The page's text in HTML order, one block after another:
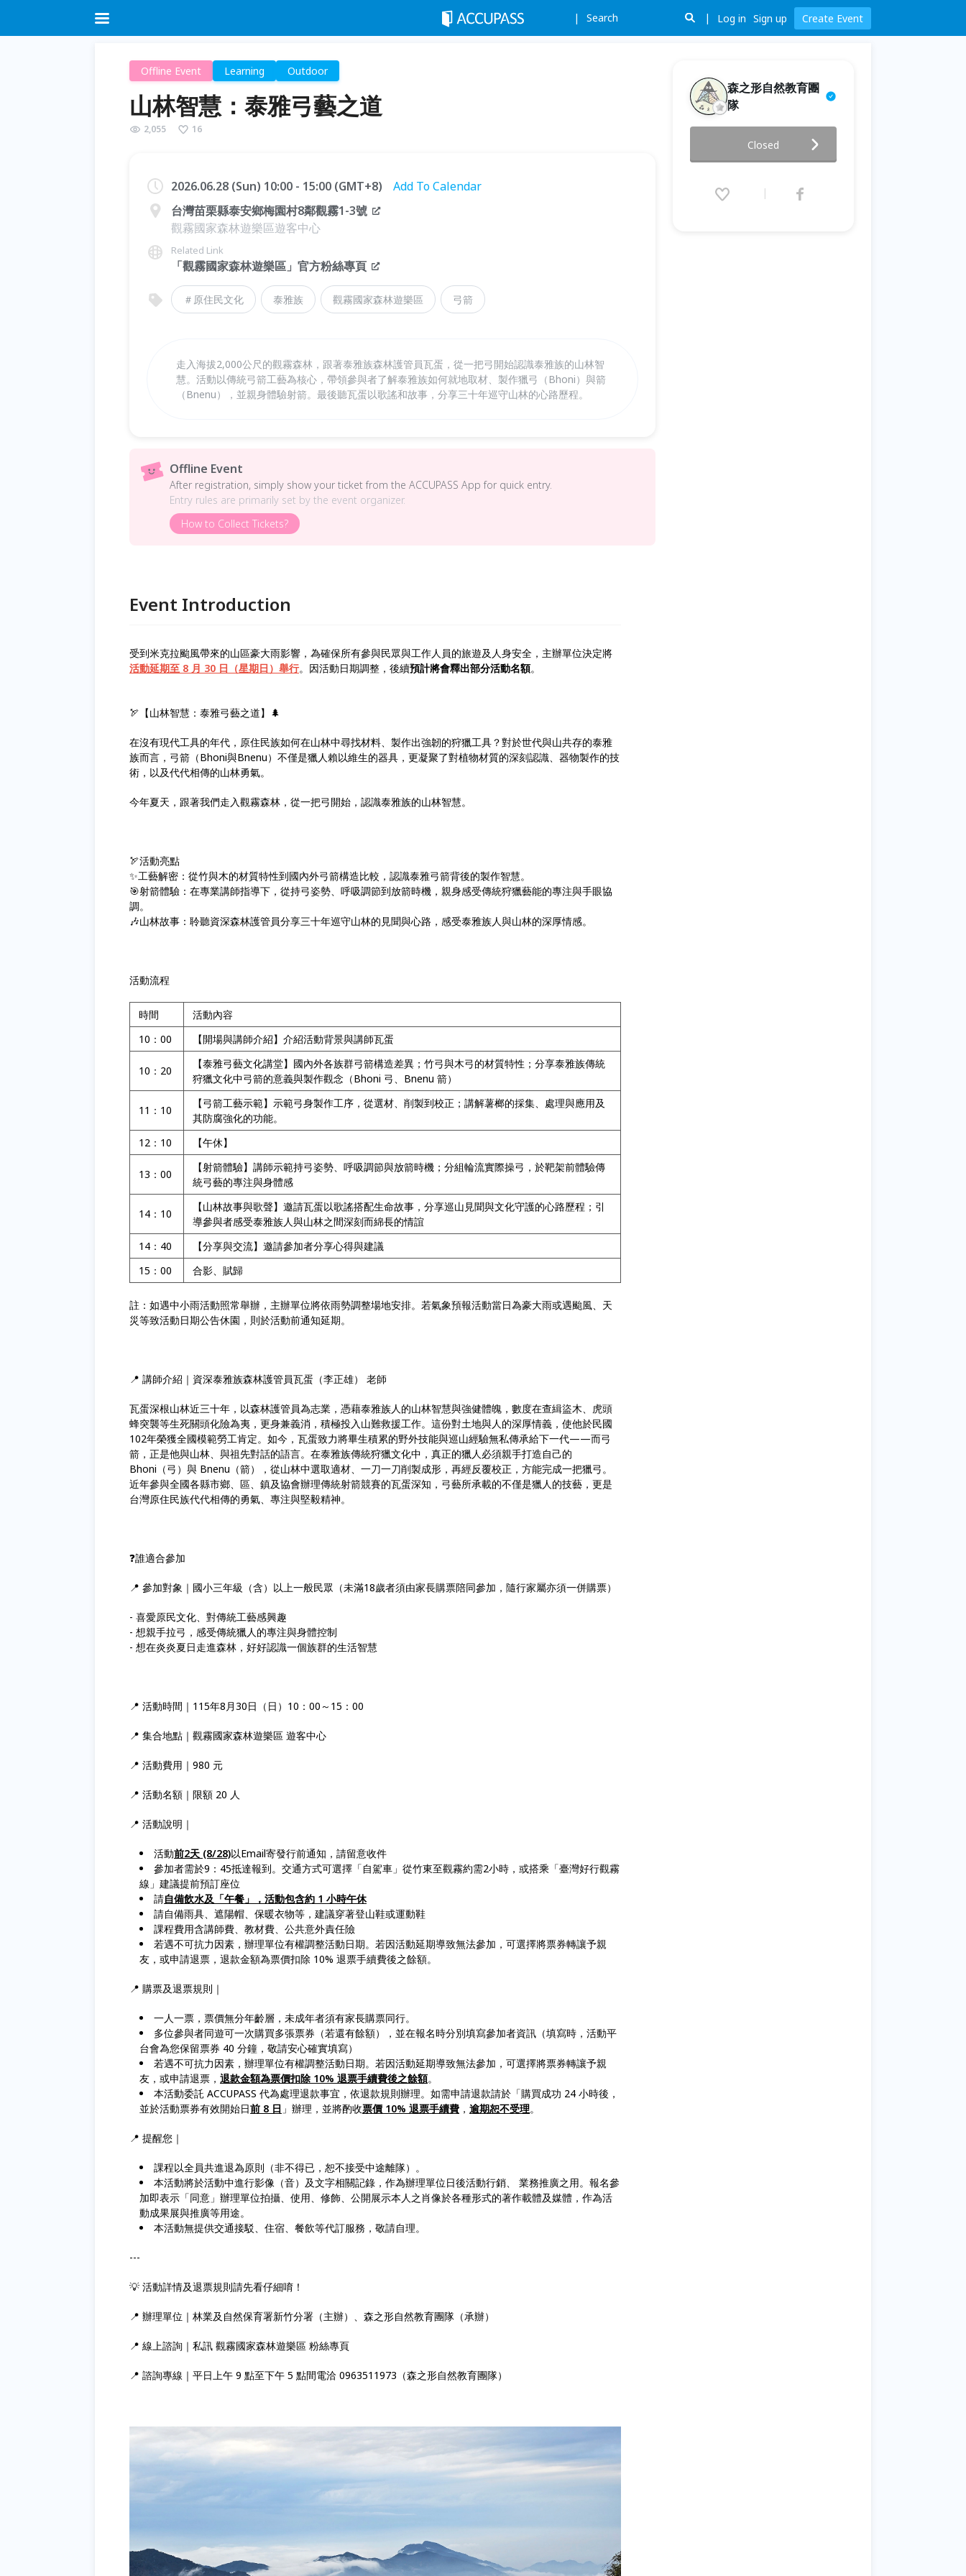
Search Log in Sign up Create Event
Offline Event Learning Outdoor
山林智慧：泰雅弓藝之道
2,055 16
2026.06.28 (Sun) 10:00 - 15:00 (GMT+8)
Add To Calendar
台灣苗栗縣泰安鄉梅園村8鄰觀霧1-3號
觀霧國家森林遊樂區遊客中心
Related Link
「觀霧國家森林遊樂區」官方粉絲專頁
＃原住民文化 泰雅族 觀霧國家森林遊樂區 弓箭
走入海拔2,000公尺的觀霧森林，跟著泰雅族森林護管員瓦蛋，從一把弓開始認識泰雅族的山林智
慧。活動以傳統弓箭工藝為核心，帶領參與者了解泰雅族如何就地取材、製作獵弓（Bhoni）與箭
（Bnenu），並親身體驗射箭。最後聽瓦蛋以歌謠和故事，分享三十年巡守山林的心路歷程。
Offline Event
After registration, simply show your ticket from the ACCUPASS App for quick entry.
Entry rules are primarily set by the event organizer.
How to Collect Tickets?
Event Introduction
受到米克拉颱風帶來的山區豪大雨影響，為確保所有參與民眾與工作人員的旅遊及人身安全，主辦單位決定將
活動延期至 8 月 30 日（星期日）舉行。因活動日期調整，後續預計將會釋出部分活動名額。
🏹【山林智慧：泰雅弓藝之道】🌲
在沒有現代工具的年代，原住民族如何在山林中尋找材料、製作出強韌的狩獵工具？對於世代與山共存的泰雅
族而言，弓箭（Bhoni與Bnenu）不僅是獵人賴以維生的器具，更凝聚了對植物材質的深刻認識、器物製作的技
術，以及代代相傳的山林勇氣。
今年夏天，跟著我們走入觀霧森林，從一把弓開始，認識泰雅族的山林智慧。
🏹活動亮點
✨工藝解密：從竹與木的材質特性到國內外弓箭構造比較，認識泰雅弓箭背後的製作智慧。
🎯射箭體驗：在專業講師指導下，從持弓姿勢、呼吸調節到放箭時機，親身感受傳統狩獵藝能的專注與手眼協
調。
🎶山林故事：聆聽資深森林護管員分享三十年巡守山林的見聞與心路，感受泰雅族人與山林的深厚情感。
活動流程
時間
活動內容
10：00
【開場與講師介紹】介紹活動背景與講師瓦蛋
10：20
【泰雅弓藝文化講堂】國內外各族群弓箭構造差異；竹弓與木弓的材質特性；分享泰雅族傳統
狩獵文化中弓箭的意義與製作觀念（Bhoni 弓、Bnenu 箭）
11：10
【弓箭工藝示範】示範弓身製作工序，從選材、削製到校正；講解薯榔的採集、處理與應用及
其防腐強化的功能。
12：10
【午休】
13：00
【射箭體驗】講師示範持弓姿勢、呼吸調節與放箭時機；分組輪流實際操弓，於靶架前體驗傳
統弓藝的專注與身體感
14：10
【山林故事與歌聲】邀請瓦蛋以歌謠搭配生命故事，分享巡山見聞與文化守護的心路歷程；引
導參與者感受泰雅族人與山林之間深刻而綿長的情誼
14：40
【分享與交流】邀請參加者分享心得與建議
15：00
合影、賦歸
註：如遇中小雨活動照常舉辦，主辦單位將依雨勢調整場地安排。若氣象預報活動當日為豪大雨或遇颱風、天
災等致活動日期公告休園，則於活動前通知延期。
📍 講師介紹｜資深泰雅族森林護管員瓦蛋（李正雄） 老師
瓦蛋深根山林近三十年，以森林護管員為志業，憑藉泰雅族人的山林智慧與強健體魄，數度在查緝盜木、虎頭
蜂突襲等生死關頭化險為夷，更身兼義消，積極投入山難救援工作。這份對土地與人的深厚情義，使他於民國
102年榮獲全國模範勞工肯定。如今，瓦蛋致力將畢生積累的野外技能與巡山經驗無私傳承給下一代——而弓
箭，正是他與山林、與祖先對話的語言。在泰雅族傳統狩獵文化中，真正的獵人必須親手打造自己的
Bhoni（弓）與 Bnenu（箭），從山林中選取適材、一刀一刀削製成形，再經反覆校正，方能完成一把獵弓。
近年參與全國各縣市鄉、區、鎮及協會辦理傳統射箭競賽的瓦蛋深知，弓藝所承載的不僅是獵人的技藝，更是
台灣原住民族代代相傳的勇氣、專注與堅毅精神。
❓誰適合參加
📍 參加對象｜國小三年級（含）以上一般民眾（未滿18歲者須由家長購票陪同參加，隨行家屬亦須一併購票）
- 喜愛原民文化、對傳統工藝感興趣
- 想親手拉弓，感受傳統獵人的專注與身體控制
- 想在炎炎夏日走進森林，好好認識一個族群的生活智慧
📍 活動時間｜115年8月30日（日）10：00～15：00
📍 集合地點｜觀霧國家森林遊樂區 遊客中心
📍 活動費用｜980 元
📍 活動名額｜限額 20 人
📍 活動說明｜
活動前2天 (8/28)以Email寄發行前通知，請留意收件
參加者需於9：45抵達報到。交通方式可選擇「自駕車」從竹東至觀霧約需2小時，或搭乘「臺灣好行觀霧
線」建議提前預訂座位
請自備飲水及「午餐」，活動包含約 1 小時午休
請自備雨具、遮陽帽、保暖衣物等，建議穿著登山鞋或運動鞋
課程費用含講師費、教材費、公共意外責任險
若遇不可抗力因素，辦理單位有權調整活動日期。若因活動延期導致無法參加，可選擇將票券轉讓予親
友，或申請退票，退款金額為票價扣除 10% 退票手續費後之餘額。
📍 購票及退票規則｜
一人一票，票價無分年齡層，未成年者須有家長購票同行。
多位參與者同遊可一次購買多張票券（若還有餘額），並在報名時分別填寫參加者資訊（填寫時，活動平
台會為您保留票券 40 分鐘，敬請安心確實填寫）
若遇不可抗力因素，辦理單位有權調整活動日期。若因活動延期導致無法參加，可選擇將票券轉讓予親
友，或申請退票， 退款金額為票價扣除 10% 退票手續費後之餘額。
本活動委託 ACCUPASS 代為處理退款事宜，依退款規則辦理。如需申請退款請於「購買成功 24 小時後，
並於活動票券有效開始日前 8 日 」辦理，並將酌收票價 10% 退票手續費 ， 逾期恕不受理。
📍 提醒您｜
課程以全員共進退為原則（非不得已，恕不接受中途離隊）。
本活動將於活動中進行影像（音）及文字相關記錄，作為辦理單位日後活動行銷、 業務推廣之用。報名參
加即表示「同意」辦理單位拍攝、使用、修飾、公開展示本人之肖像於各種形式的著作載體及媒體，作為活
動成果展與推廣等用途。
本活動無提供交通接駁、住宿、餐飲等代訂服務，敬請自理。
---
💡 活動詳情及退票規則請先看仔細唷！
📍 辦理單位｜林業及自然保育署新竹分署（主辦）、森之形自然教育團隊（承辦）
📍 線上諮詢｜私訊 觀霧國家森林遊樂區 粉絲專頁
📍 諮詢專線｜平日上午 9 點至下午 5 點間電洽 0963511973（森之形自然教育團隊）
森之形自然教育團
隊
2026.06.28 (Sun) 10:00 - 15:00
(GMT+8)
Closed